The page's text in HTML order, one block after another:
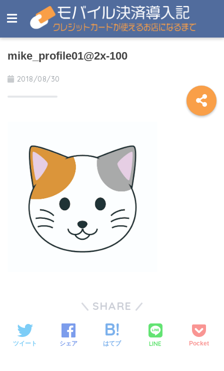
mike_profile01@2x-100
2018/08/30
SHARE
ツイート シェア はてブ LINE Pocket